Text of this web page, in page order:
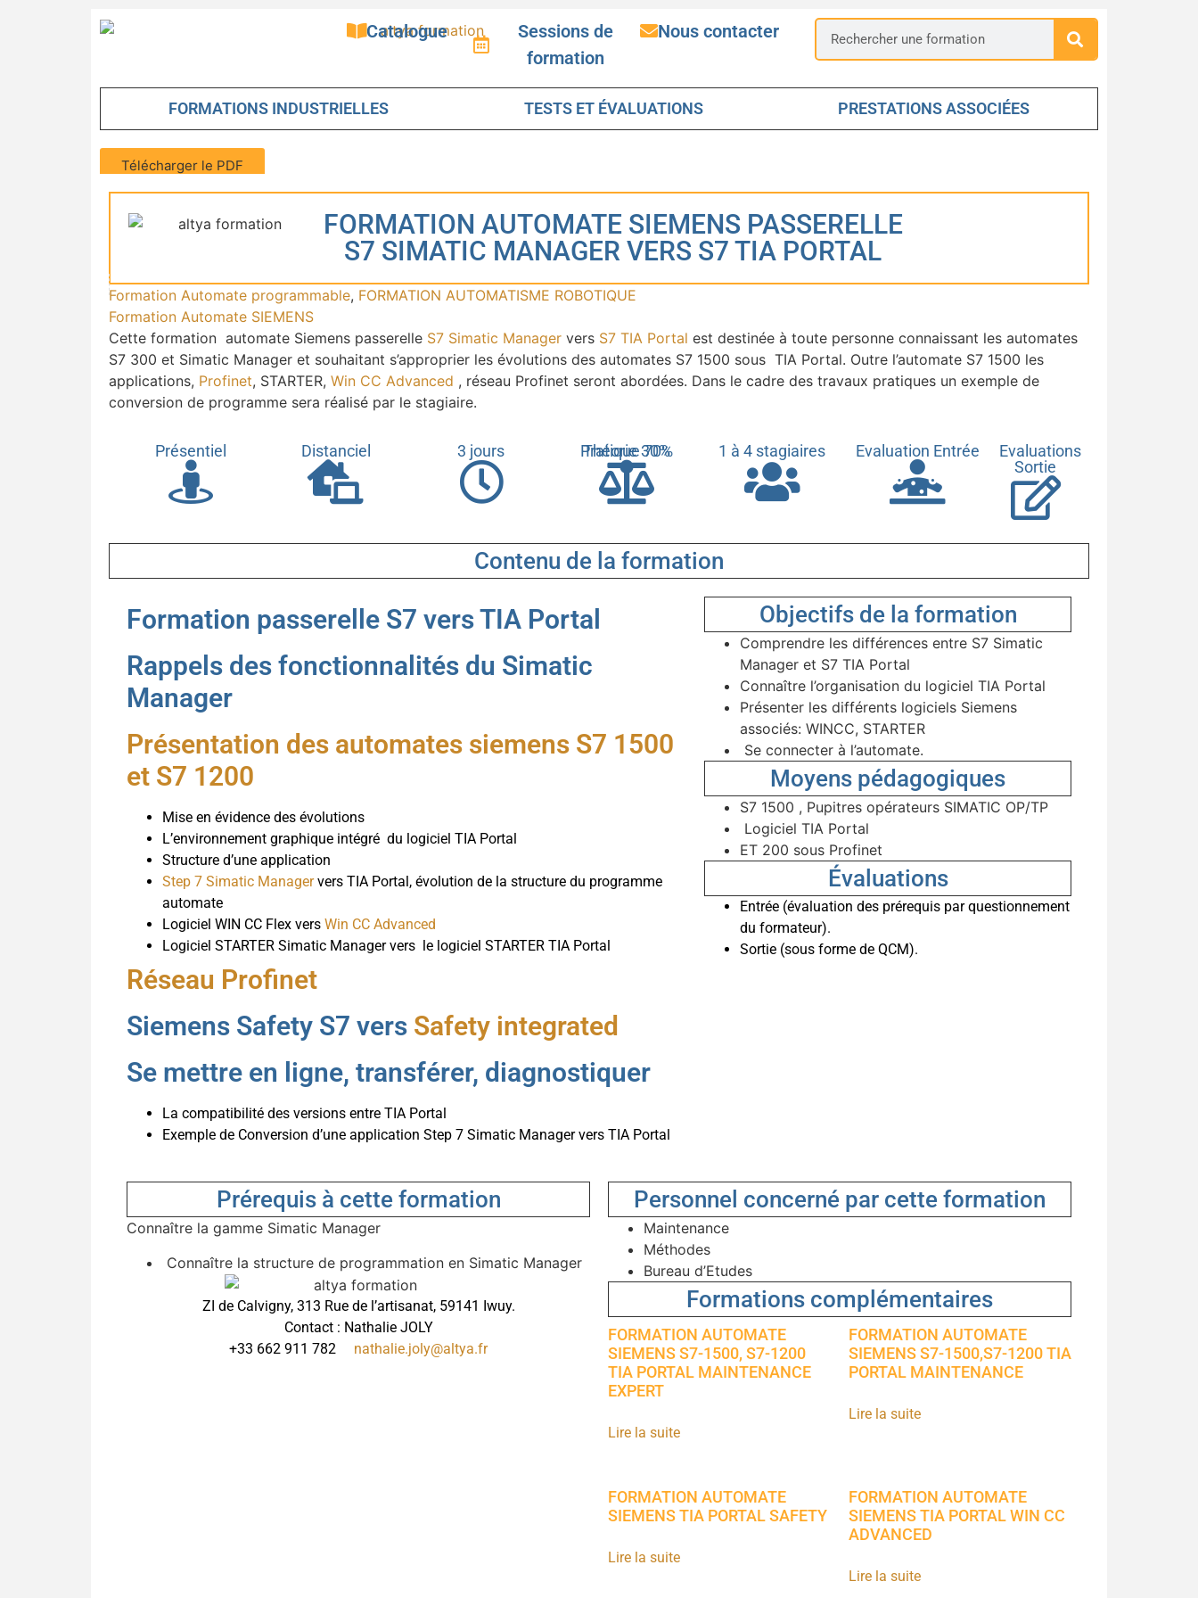
Catalogue
Sessions de
formation
Nous contacter
FORMATIONS INDUSTRIELLES TESTS ET ÉVALUATIONS PRESTATIONS ASSOCIÉES
Télécharger le PDF
FORMATION AUTOMATE SIEMENS PASSERELLE
S7 SIMATIC MANAGER VERS S7 TIA PORTAL
Formation Automate programmable, FORMATION AUTOMATISME ROBOTIQUE
Formation Automate SIEMENS
Cette formation automate Siemens passerelle S7 Simatic Manager vers S7 TIA Portal est destinée à toute personne connaissant les automates
S7 300 et Simatic Manager et souhaitant s’approprier les évolutions des automates S7 1500 sous TIA Portal. Outre l’automate S7 1500 les
applications, Profinet, STARTER, Win CC Advanced , réseau Profinet seront abordées. Dans le cadre des travaux pratiques un exemple de
conversion de programme sera réalisé par le stagiaire.
Présentiel Distanciel 3 jours Théorie 30%
Pratique 70% 1 à 4 stagiaires Evaluation Entrée
Evaluations
Sortie
Contenu de la formation
Formation passerelle S7 vers TIA Portal
Rappels des fonctionnalités du Simatic
Manager
Présentation des automates siemens S7 1500
et S7 1200
Mise en évidence des évolutions
L’environnement graphique intégré du logiciel TIA Portal
Structure d’une application
Step 7 Simatic Managervers TIA Portal, évolution de la structure du programme
automate
Logiciel WIN CC Flex vers Win CC Advanced
Logiciel STARTER Simatic Manager vers le logiciel STARTER TIA Portal
Réseau Profinet
Siemens Safety S7 vers Safety integrated
Se mettre en ligne, transférer, diagnostiquer
La compatibilité des versions entre TIA Portal
Exemple de Conversion d’une application Step 7 Simatic Manager vers TIA Portal
Objectifs de la formation
Comprendre les différences entre S7 Simatic
Manager et S7 TIA Portal
Connaître l’organisation du logiciel TIA Portal
Présenter les différents logiciels Siemens
associés: WINCC, STARTER
Se connecter à l’automate.
Moyens pédagogiques
S7 1500 , Pupitres opérateurs SIMATIC OP/TP
Logiciel TIA Portal
ET 200 sous Profinet
Évaluations
Entrée (évaluation des prérequis par questionnement
du formateur).
Sortie (sous forme de QCM).
Prérequis à cette formation
Connaître la gamme Simatic Manager
Connaître la structure de programmation en Simatic Manager
ZI de Calvigny, 313 Rue de l’artisanat, 59141 Iwuy.
Contact : Nathalie JOLY
+33 662 911 782 nathalie.joly@altya.fr
Personnel concerné par cette formation
Maintenance
Méthodes
Bureau d’Etudes
Formations complémentaires
FORMATION AUTOMATE
SIEMENS S7-1500, S7-1200
TIA PORTAL MAINTENANCE
EXPERT
Lire la suite
FORMATION AUTOMATE
SIEMENS S7-1500,S7-1200 TIA
PORTAL MAINTENANCE
Lire la suite
FORMATION AUTOMATE
SIEMENS TIA PORTAL SAFETY
Lire la suite
FORMATION AUTOMATE
SIEMENS TIA PORTAL WIN CC
ADVANCED
Lire la suite